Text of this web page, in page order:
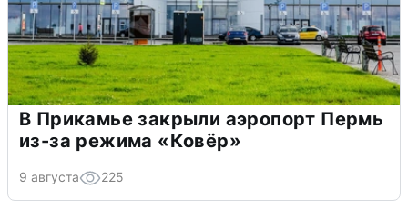
В Прикамье закрыли аэропорт Пермь
из-за режима «Ковёр»
9 августа 225